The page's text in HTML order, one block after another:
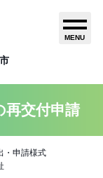
MENU
再交付申請
・申請様式